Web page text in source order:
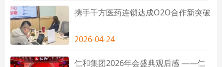
携手千方医药连锁达成O2O合作新突破
2026-04-24
仁和集团2026年会盛典观后感 ——仁